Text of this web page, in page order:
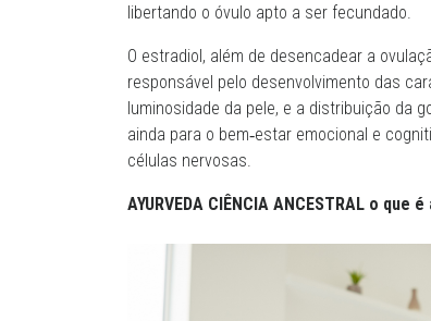
libertando o óvulo apto a ser fecundado.
O estradiol, além de desencadear a
responsável pelo desenvolvimento das
luminosidade da pele, e a distribuição da
ainda para o bem‑estar emocional e
células nervosas.
AYURVEDA CIÊNCIA ANCESTRAL o que